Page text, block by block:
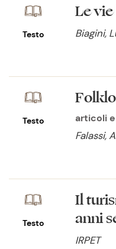
Testo
Le
Biagini,
Testo articoli
Falassi,
Testo
Il
anni
IRPET